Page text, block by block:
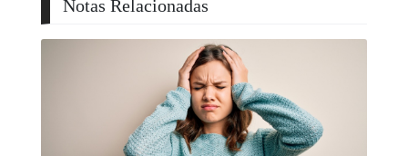
Notas Relacionadas